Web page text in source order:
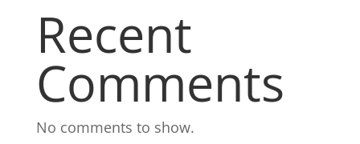
Recent
Comments
No comments to show.